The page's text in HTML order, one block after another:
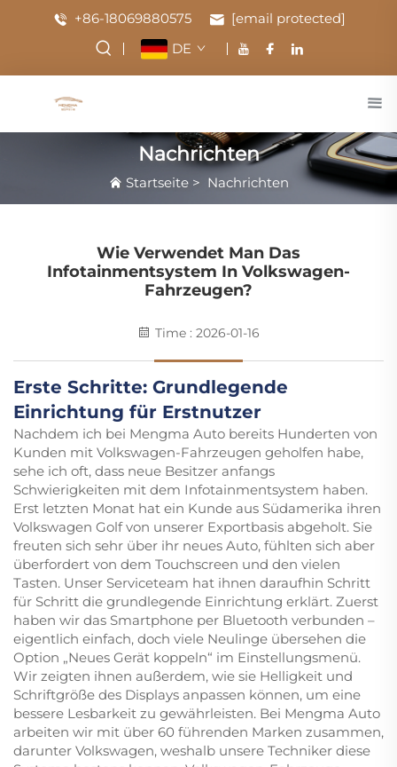
+86-18069880575
[email protected]
DE
Nachrichten
Startseite> Nachrichten
Wie Verwendet Man Das
Infotainmentsystem In Volkswagen-
Fahrzeugen?
Time : 2026-01-16
Erste Schritte: Grundlegende
Einrichtung für Erstnutzer
Nachdem ich bei Mengma Auto bereits Hunderten von
Kunden mit Volkswagen-Fahrzeugen geholfen habe,
sehe ich oft, dass neue Besitzer anfangs
Schwierigkeiten mit dem Infotainmentsystem haben.
Erst letzten Monat hat ein Kunde aus Südamerika ihren
Volkswagen Golf von unserer Exportbasis abgeholt. Sie
freuten sich sehr über ihr neues Auto, fühlten sich aber
überfordert von dem Touchscreen und den vielen
Tasten. Unser Serviceteam hat ihnen daraufhin Schritt
für Schritt die grundlegende Einrichtung erklärt. Zuerst
haben wir das Smartphone per Bluetooth verbunden –
eigentlich einfach, doch viele Neulinge übersehen die
Option „Neues Gerät koppeln“ im Einstellungsmenü.
Wir zeigten ihnen außerdem, wie sie Helligkeit und
Schriftgröße des Displays anpassen können, um eine
bessere Lesbarkeit zu gewährleisten. Bei Mengma Auto
arbeiten wir mit über 60 führenden Marken zusammen,
darunter Volkswagen, weshalb unsere Techniker diese